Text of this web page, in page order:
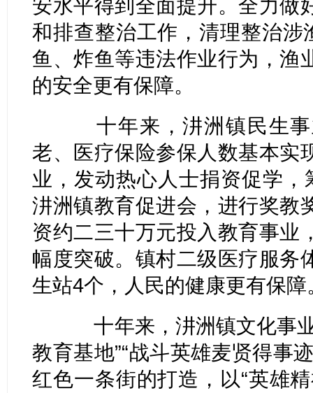
安水平得到全面提升。全力做
和排查整治工作，清理整治涉
鱼、炸鱼等违法作业行为，渔
的安全更有保障。
十年来，汫洲镇民生事
老、医疗保险参保人数基本实
业，发动热心人士捐资促学
汫洲镇教育促进会，进行奖教
资约二三十万元投入教育事业
幅度突破。镇村二级医疗服务
生站4个，人民的健康更有保障
十年来，汫洲镇文化事业
教育基地”“战斗英雄麦贤得事
红色一条街的打造，以“英雄